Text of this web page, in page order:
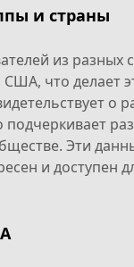
и страны
из
что
подчеркивает
Эти
и доступен